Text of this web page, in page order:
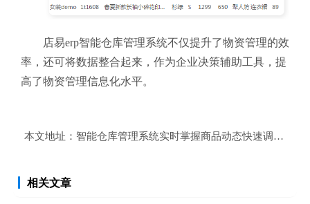
店易erp智能仓库管理系统不仅提升了物资管理的效
率，还可将数据整合起来，作为企业决策辅助工具，提
高了物资管理信息化水平。
本文地址： 智能仓库管理系统实时掌握商品动态快速调度？
相关文章